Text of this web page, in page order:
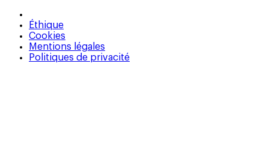
Éthique
Cookies
Mentions légales
Politiques de privacité